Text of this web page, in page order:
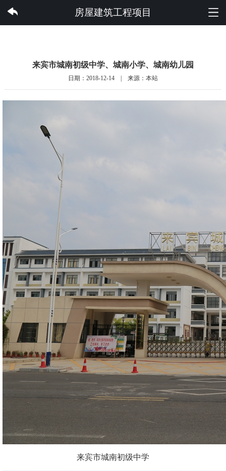
万搏体育集团有限公司
房屋建筑工程项目
来宾市城南初级中学、城南小学、城南幼儿园
日期：2018-12-14 | 来源：本站
来宾市城南初级中学